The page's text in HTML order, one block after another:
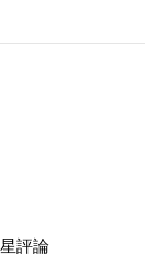
評論